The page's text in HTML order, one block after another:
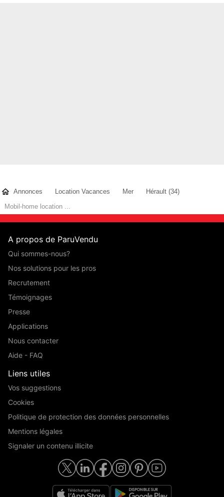
Annonces Location Vacances Mer
Hérault (34)
Mobil-home location ...
A propos de ParuVendu
Qui sommes-nous?
Nos solutions pour les pros
Recrutement
Témoignages
Presse
Applications
Nous contacter
Aide - FAQ
Liens utiles
Vos suggestions
Cookies
Politique de protection des données personnelles
Mentions légales
Signaler un contenu illicite